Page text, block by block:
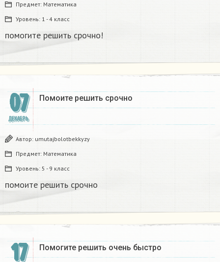
Предмет: Математика
Уровень: 1 - 4 класс
помогите решить срочно!
07
ДЕКАБРЬ
Помоите решить срочно
Автор: umutajbolotbekkyzy
Предмет: Математика
Уровень: 5 - 9 класс
помоите решить срочно
17 Помогите решить очень быстро